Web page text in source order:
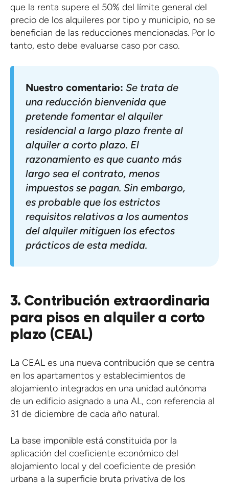
que la renta supere el 50% del límite general del
precio de los alquileres por tipo y municipio, no se
benefician de las reducciones mencionadas. Por lo
tanto, esto debe evaluarse caso por caso.
Nuestro comentario: Se trata de
una reducción bienvenida que
pretende fomentar el alquiler
residencial a largo plazo frente al
alquiler a corto plazo. El
razonamiento es que cuanto más
largo sea el contrato, menos
impuestos se pagan. Sin embargo,
es probable que los estrictos
requisitos relativos a los aumentos
del alquiler mitiguen los efectos
prácticos de esta medida.
3. Contribución extraordinaria
para pisos en alquiler a corto
plazo (CEAL)
La CEAL es una nueva contribución que se centra
en los apartamentos y establecimientos de
alojamiento integrados en una unidad autónoma
de un edificio asignado a una AL, con referencia al
31 de diciembre de cada año natural.
La base imponible está constituida por la
aplicación del coeficiente económico del
alojamiento local y del coeficiente de presión
urbana a la superficie bruta privativa de los